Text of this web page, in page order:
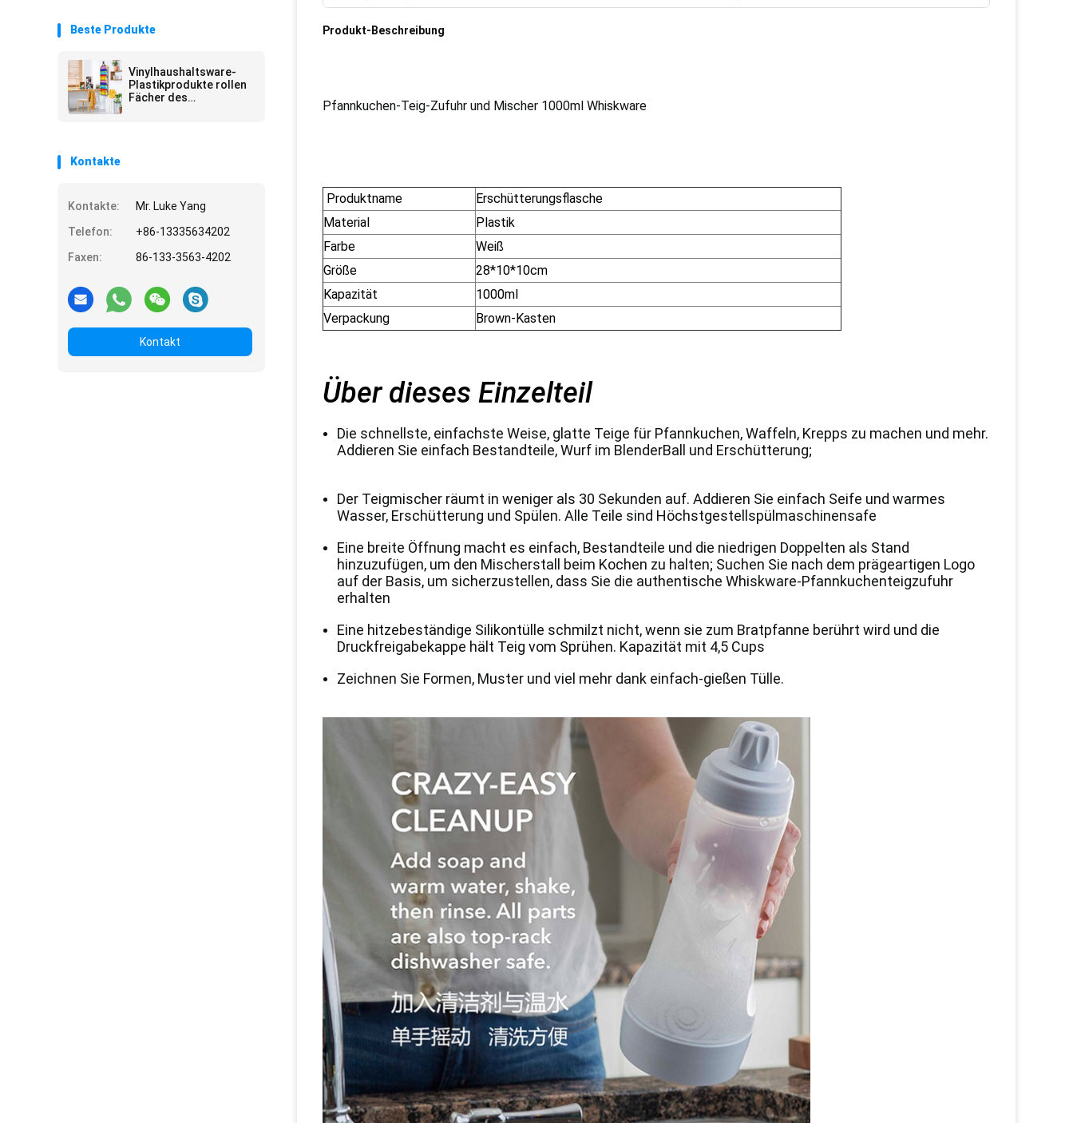
Beste Produkte
Vinylhaushaltsware-
Plastikprodukte rollen
Fächer des
Kontakte
Kontakte:
Mr. Luke Yang
Telefon:
+86-13335634202
Faxen:
86-133-3563-4202
Kontakt
Produkt-Beschreibung
Pfannkuchen-Teig-Zufuhr und Mischer 1000ml Whiskware
Produktname
Erschütterungsflasche
Material
Plastik
Farbe
Weiß
Größe
28*10*10cm
Kapazität
1000ml
Verpackung
Brown-Kasten
Über dieses Einzelteil
Die schnellste, einfachste Weise, glatte Teige für Pfannkuchen, Waffeln, Krepps zu machen und mehr.
Addieren Sie einfach Bestandteile, Wurf im BlenderBall und Erschütterung;
Der Teigmischer räumt in weniger als 30 Sekunden auf. Addieren Sie einfach Seife und warmes
Wasser, Erschütterung und Spülen. Alle Teile sind Höchstgestellspülmaschinensafe
Eine breite Öffnung macht es einfach, Bestandteile und die niedrigen Doppelten als Stand
hinzuzufügen, um den Mischerstall beim Kochen zu halten; Suchen Sie nach dem prägeartigen Logo
auf der Basis, um sicherzustellen, dass Sie die authentische Whiskware-Pfannkuchenteigzufuhr
erhalten
Eine hitzebeständige Silikontülle schmilzt nicht, wenn sie zum Bratpfanne berührt wird und die
Druckfreigabekappe hält Teig vom Sprühen. Kapazität mit 4,5 Cups
Zeichnen Sie Formen, Muster und viel mehr dank einfach-gießen Tülle.